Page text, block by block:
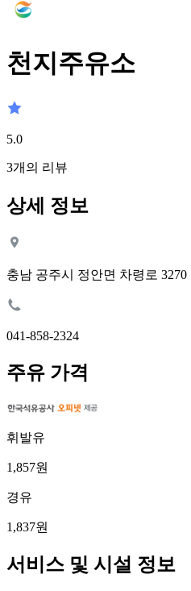
천지주유소
5.0
3개의 리뷰
상세 정보
충남 공주시 정안면 차령로 3270
041-858-2324
주유 가격
휘발유
1,857원
경유
1,837원
서비스 및 시설 정보